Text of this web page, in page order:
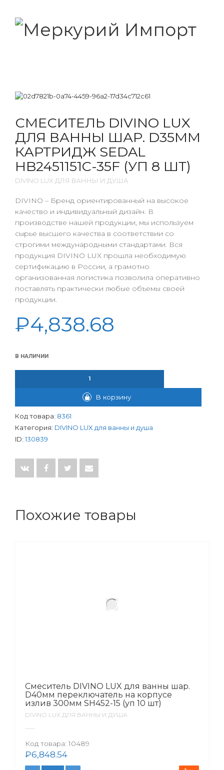
СМЕСИТЕЛЬ DIVINO LUX
ДЛЯ ВАННЫ ШАР. D35ММ
КАРТРИДЖ SEDAL
HB2451151C-35F (УП 8 ШТ)
DIVINO LUX ДЛЯ ВАННЫ И ДУША
DIVINO – Бренд ориентированный на высокое
качество и индивидуальный дизайн. В
производстве нашей продукции, мы используем
сырье высшего качества в соответствии со
строгими международными стандартами. Вся
продукция DIVINO LUX прошла необходимую
сертификацию в России, а грамотно
организованная логистика позволила оперативно
поставлять практически любые объемы своей
продукции.
₽4,838.68
В НАЛИЧИИ
В корзину
Код товара: 8361
Категория: DIVINO LUX для ванны и душа
ID: 130839
Похожие товары
Смеситель DIVINO LUX для ванны шар.
D40мм переключатель на корпусе
излив 300мм SH452-15 (уп 10 шт)
DIVINO LUX ДЛЯ ВАННЫ И ДУША
Код товара: 10489
₽6,848.54